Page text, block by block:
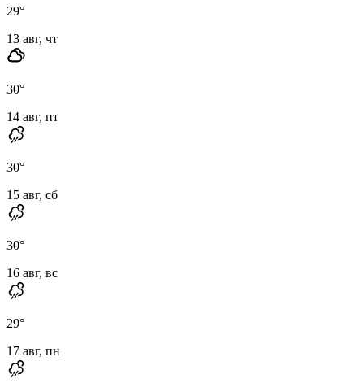
29°
13 авг, чт
30°
14 авг, пт
30°
15 авг, сб
30°
16 авг, вс
29°
17 авг, пн